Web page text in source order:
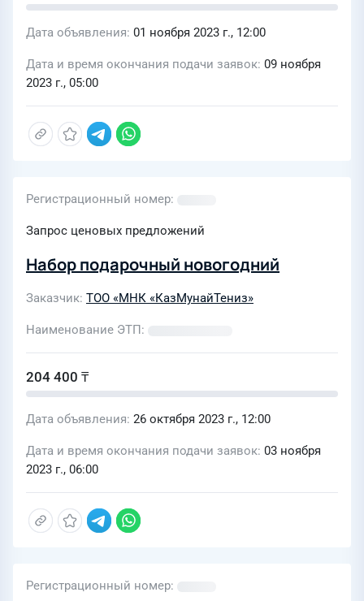
Дата объявления 01 ноября 2023 г., 12:00
Дата и время окончания подачи заявок 09 ноября
2023 г., 05:00
Регистрационный номер
Запрос ценовых предложений
Набор подарочный новогодний
Заказчик ТОО «МНК «КазМунайТениз»
Наименование ЭТП
204 400 ₸
Дата объявления 26 октября 2023 г., 12:00
Дата и время окончания подачи заявок 03 ноября
2023 г., 06:00
Регистрационный номер